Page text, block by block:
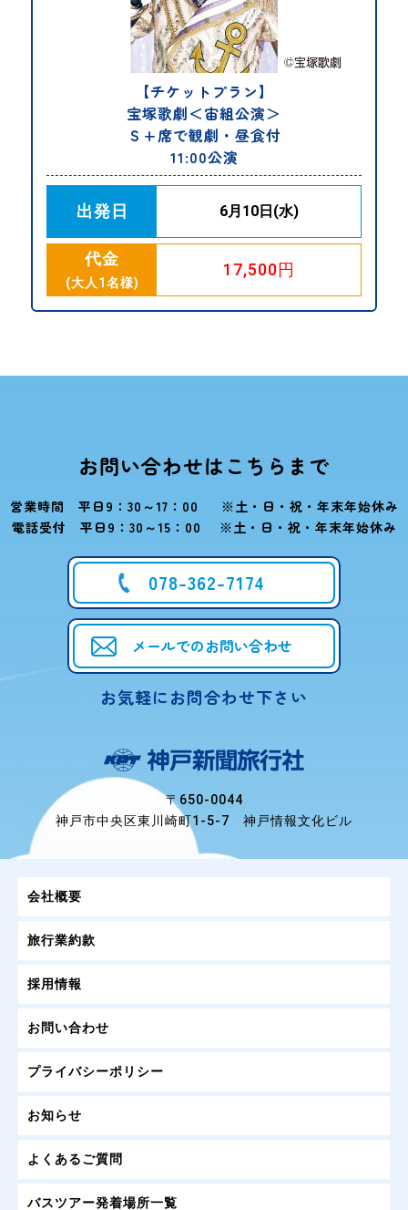
【チケットプラン】
宝塚歌劇＜宙組公演＞
Ｓ+席で観劇・昼食付
11:00公演
出発日 6月10日(水)
代金
(大人1名様)
17,500円
お問い合わせはこちらまで
営業時間 平日9：30～17：00 ※土・日・祝・年末年始休み
電話受付 平日9：30～15：00 ※土・日・祝・年末年始休み
078-362-7174
メールでのお問い合わせ
お気軽にお問合わせ下さい
〒650-0044
神戸市中央区東川崎町1-5-7 神戸情報文化ビル
会社概要
旅行業約款
採用情報
お問い合わせ
プライバシーポリシー
お知らせ
よくあるご質問
バスツアー発着場所一覧